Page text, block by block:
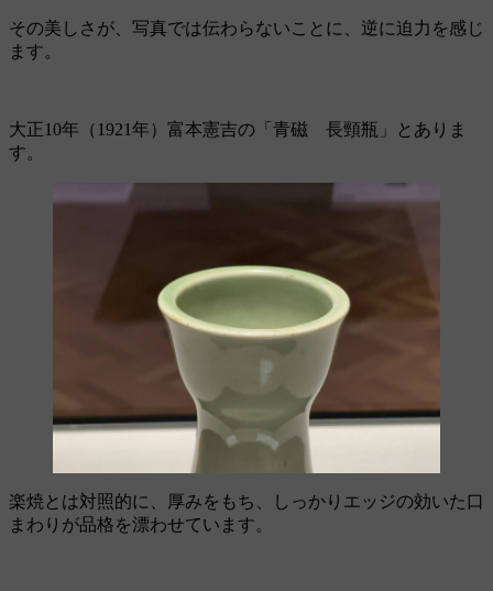
その美しさが、写真では伝わらないことに、逆に迫力を感じ
ます。
大正10年（1921年）富本憲吉の「青磁 長頸瓶」とありま
す。
楽焼とは対照的に、厚みをもち、しっかりエッジの効いた口
まわりが品格を漂わせています。